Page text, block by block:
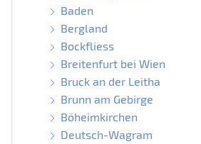
Baden
Bergland
Bockfliess
Breitenfurt bei Wien
Bruck an der Leitha
Brunn am Gebirge
Böheimkirchen
Deutsch-Wagram